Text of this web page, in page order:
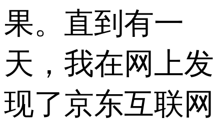
果。直到有一
天，我在网上发
现了京东互联网